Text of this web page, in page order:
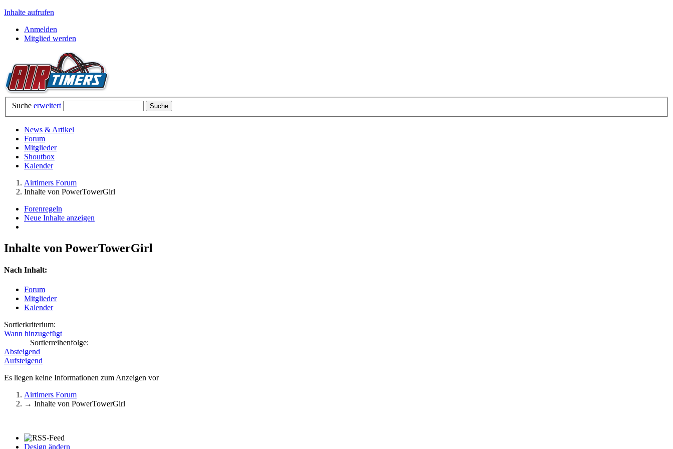
Inhalte aufrufen
Anmelden
Mitglied werden
Suche erweitert
News & Artikel
Forum
Mitglieder
Shoutbox
Kalender
Airtimers Forum
Inhalte von PowerTowerGirl
Forenregeln
Neue Inhalte anzeigen
Inhalte von PowerTowerGirl
Nach Inhalt:
Forum
Mitglieder
Kalender
Sortierkriterium:
Wann hinzugefügt
Sortierreihenfolge:
Absteigend
Aufsteigend
Es liegen keine Informationen zum Anzeigen vor
Airtimers Forum
→ Inhalte von PowerTowerGirl
Design ändern